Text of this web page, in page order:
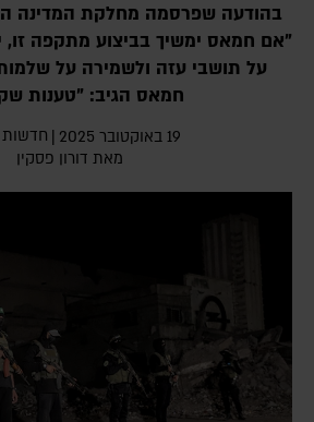
בהודעה שפרסמה מחלקת המדינה
"אם חמאס ימשיך בביצוע מתקפה זו,
על תושבי עזה ולשמירה על
חמאס הגיב: "טענות
19 באוקטובר 2025 | חדשות
מאת דורון פסקין